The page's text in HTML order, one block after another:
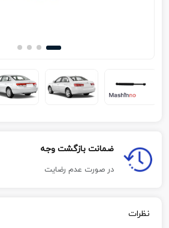
ضمانت بازگشت وجه
در صورت عدم رضایت
نظرات